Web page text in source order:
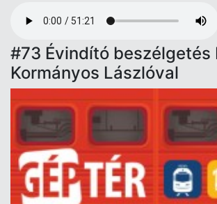
file
#73 Évindító beszélgetés
Kormányos Lászlóval